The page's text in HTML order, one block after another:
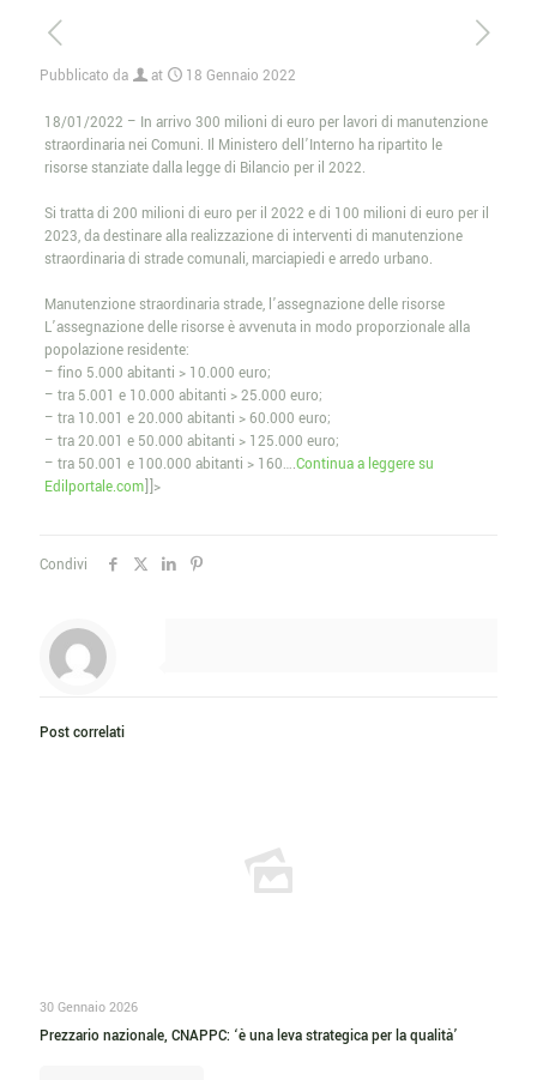
Pubblicato da at 18 Gennaio 2022
18/01/2022 – In arrivo 300 milioni di euro per lavori di manutenzione
straordinaria nei Comuni. Il Ministero dell’Interno ha ripartito le
risorse stanziate dalla legge di Bilancio per il 2022.
Si tratta di 200 milioni di euro per il 2022 e di 100 milioni di euro per il
2023, da destinare alla realizzazione di interventi di manutenzione
straordinaria di strade comunali, marciapiedi e arredo urbano.
Manutenzione straordinaria strade, l’assegnazione delle risorse
L’assegnazione delle risorse è avvenuta in modo proporzionale alla
popolazione residente:
– fino 5.000 abitanti > 10.000 euro;
– tra 5.001 e 10.000 abitanti > 25.000 euro;
– tra 10.001 e 20.000 abitanti > 60.000 euro;
– tra 20.001 e 50.000 abitanti > 125.000 euro;
– tra 50.001 e 100.000 abitanti > 160….Continua a leggere su
Edilportale.com]]>
Condivi
Post correlati
30 Gennaio 2026
Prezzario nazionale, CNAPPC: ‘è una leva strategica per la qualità’